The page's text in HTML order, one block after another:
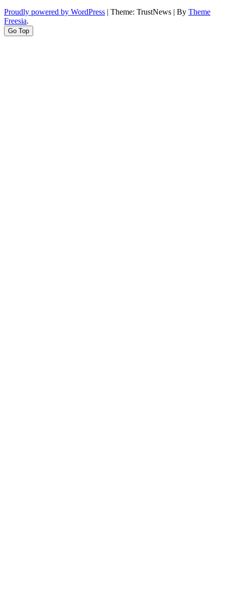
Proudly powered by WordPress | Theme: TrustNews | By Theme
Freesia.
Go Top